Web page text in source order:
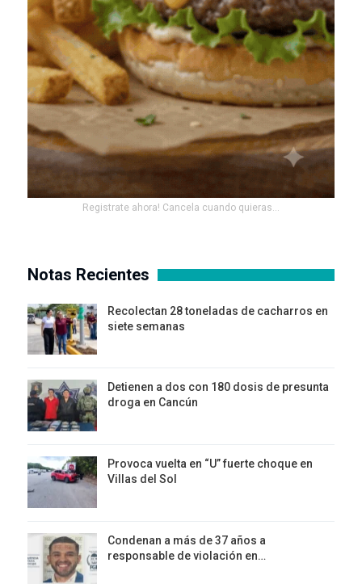
Registrate ahora! Cancela cuando quieras...
Notas Recientes
Recolectan 28 toneladas de cacharros en
siete semanas
Detienen a dos con 180 dosis de presunta
droga en Cancún
Provoca vuelta en “U” fuerte choque en
Villas del Sol
Condenan a más de 37 años a
responsable de violación en…